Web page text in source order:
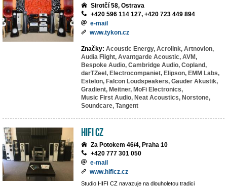
Sirotčí 58, Ostrava
+420 596 114 127, +420 723 449 894
e-mail
www.tykon.cz
Značky: Acoustic Energy, Acrolink, Artnovion,
Audia Flight, Avantgarde Acoustic, AVM,
Bespoke Audio, Cambridge Audio, Copland,
darTZeel, Electrocompaniet, Elipson, EMM Labs,
Estelon, Falcon Loudspeakers, Gauder Akustik,
Gradient, Meitner, MoFi Electronics,
Music First Audio, Neat Acoustics, Norstone,
Soundcare, Tangent
HIFI CZ
Za Potokem 46/4, Praha 10
+420 777 301 050
e-mail
www.hificz.cz
Studio HIFI CZ navazuje na dlouholetou tradici